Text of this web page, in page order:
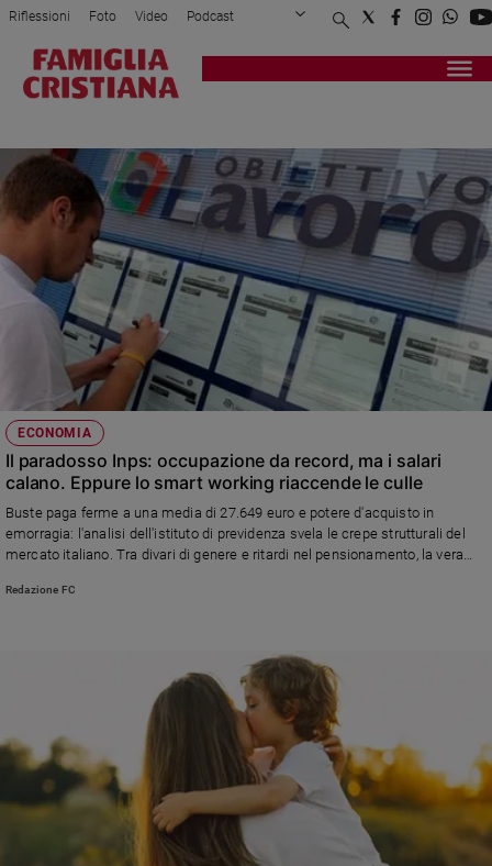
Attualità
Mondo
Economia
e
giustizia
Interviste
Papa
Papa
Chiesa
Chiesa
e
Parola
giorno
Riflessioni Foto Video Podcast
Privacy Policy Chi siamo
Registrati Redazione
ECONOMIA
Il paradosso Inps: occupazione da record, ma i salari
calano. Eppure lo smart working riaccende le culle
Buste paga ferme a una media di 27.649 euro e potere d'acquisto in
emorragia: l'analisi dell'istituto di previdenza svela le crepe strutturali del
mercato italiano. Tra divari di genere e ritardi nel pensionamento, la vera
Redazione FC